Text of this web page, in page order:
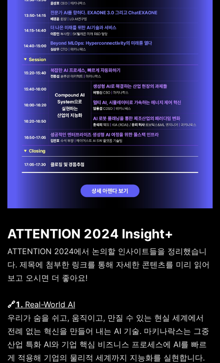
ATTENTION 2024 Insight+
ATTENTION 2024에서 논의할 인사이트들을 정리했습니
다. 제목에 첨부한 링크를 통해 자세한 콘텐츠를 미리 읽어
보고 오시면 더 좋아요!
🔗1. Real-World AI
우리가 숨을 쉬고, 움직이고, 만질 수 있는 현실 세계에서
전례 없는 혁신을 만들어 내는 AI 기술. 마키나락스는 그중
산업 특화 AI와 기업 핵심 비즈니스 프로세스에 AI를 빠르
게 적용해 기업의 물리적 세계까지 지능화를 실현합니다.